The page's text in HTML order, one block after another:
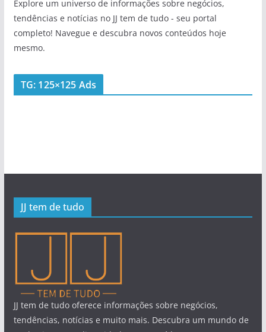
Explore um universo de informações sobre negócios,
tendências e notícias no JJ tem de tudo - seu portal
completo! Navegue e descubra novos conteúdos hoje
mesmo.
TG: 125×125 Ads
JJ tem de tudo
JJ tem de tudo oferece informações sobre negócios,
tendências, notícias e muito mais. Descubra um mundo de